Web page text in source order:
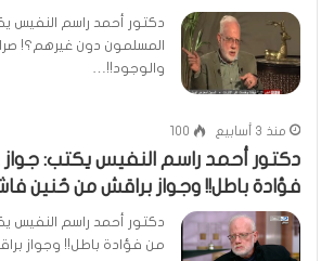
دكتور أحمد راسم النفيس
المسلمون دون غيرهم؟!
والوجود!!…
منذ 3 أسابيع 100
دكتور أحمد راسم النفيس يكتب:
فؤادة باطل!! وجواز براقش من حُنين
دكتور أحمد راسم النفيس
من فؤادة باطل!! وجواز